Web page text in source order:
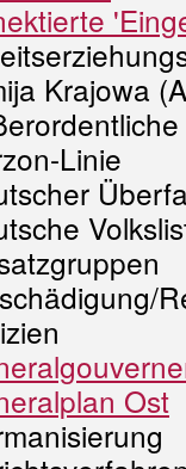
Krajowa
Linie
Ost